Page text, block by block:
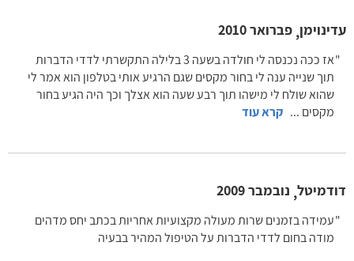
עדינוימן,פברואר 2010
אז ככה נכנסה לי חולדה בשעה 3 בלילה התקשרתי לדדי הדברות
תוך שנייה ענה לי בחור מקסים שגם הרגיע אותי בטלפון הוא אמר לי
שהוא שולח לי מישהו תוך רבע שעה הוא אצלך וכך היה הגיע בחור
מקסים ... קרא עוד
דודמיטל, נובמבר 2009
עמידה בזמנים שרות מעולה מקצועיות אחריות בכתב יחס מדהים
מודה בחום לדדי הדברות על הטיפול המהיר בבעיה